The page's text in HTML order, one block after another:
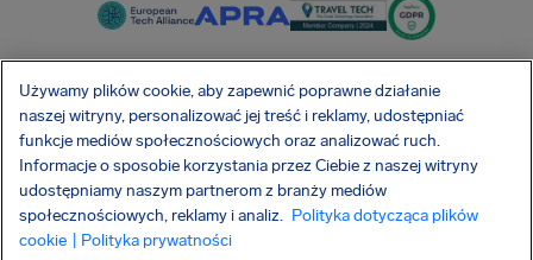
SocialFacebook
SocialTwitter
SocialInstagram
SocialLinkedin
POBIERZ NASZĄ DARMOWĄ APLIKACJĘ
Używamy plików cookie, aby zapewnić poprawne działanie
naszej witryny, personalizować jej treść i reklamy, udostępniać
funkcje mediów społecznościowych oraz analizować ruch.
Informacje o sposobie korzystania przez Ciebie z naszej witryny
udostępniamy naszym partnerom z branży mediów
społecznościowych, reklamy i analiz. Polityka dotycząca plików
cookie
| Polityka prywatności